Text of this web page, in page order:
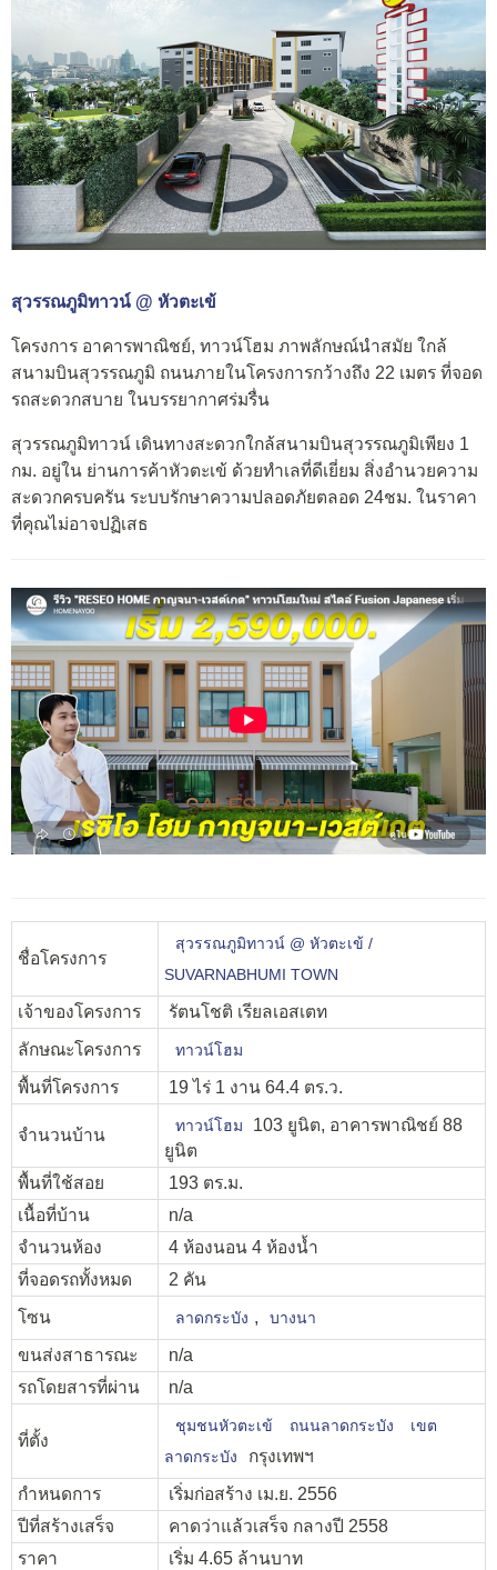
สุวรรณภูมิทาวน์ @ หัวตะเข้
โครงการ อาคารพาณิชย์, ทาวน์โฮม ภาพลักษณ์นำสมัย ใกล้
สนามบินสุวรรณภูมิ ถนนภายในโครงการกว้างถึง 22 เมตร ที่จอด
รถสะดวกสบาย ในบรรยากาศร่มรื่น
สุวรรณภูมิทาวน์ เดินทางสะดวกใกล้สนามบินสุวรรณภูมิเพียง 1
กม. อยู่ใน ย่านการค้าหัวตะเข้ ด้วยทำเลที่ดีเยี่ยม สิ่งอำนวยความ
สะดวกครบครัน ระบบรักษาความปลอดภัยตลอด 24ชม. ในราคา
ที่คุณไม่อาจปฏิเสธ
ชื่อโครงการ
สุวรรณภูมิทาวน์ @ หัวตะเข้ /
SUVARNABHUMI TOWN
เจ้าของโครงการ
รัตนโชติ เรียลเอสเตท
ลักษณะโครงการ
ทาวน์โฮม
พื้นที่โครงการ 19 ไร่ 1 งาน 64.4 ตร.ว.
จำนวนบ้าน ทาวน์โฮม
103 ยูนิต, อาคารพาณิชย์ 88
ยูนิต
พื้นที่ใช้สอย
193 ตร.ม.
เนื้อที่บ้าน
n/a
จำนวนห้อง
4 ห้องนอน 4 ห้องน้ำ
ที่จอดรถทั้งหมด
2 คัน
โซน
ลาดกระบัง , บางนา
ขนส่งสาธารณะ
n/a
รถโดยสารที่ผ่าน
n/a
ที่ตั้ง
ชุมชนหัวตะเข้ ถนนลาดกระบัง
เขต
ลาดกระบัง
กรุงเทพฯ
กำหนดการ
เริ่มก่อสร้าง เม.ย. 2556
ปีที่สร้างเสร็จ
คาดว่าแล้วเสร็จ กลางปี 2558
ราคา
เริ่ม 4.65 ล้านบาท